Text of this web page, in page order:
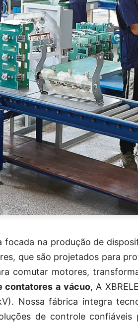
na produção de
que são projetados para
comutar motores,
contatores a vácuo, A
Nossa fábrica integra
de controle confiáveis